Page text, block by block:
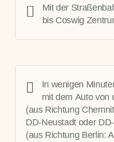
Mit der
bis Coswig
In wenigen
mit dem Autovon
(aus Richtung
DD-Neustadt oder
(aus Richtung Berlin: